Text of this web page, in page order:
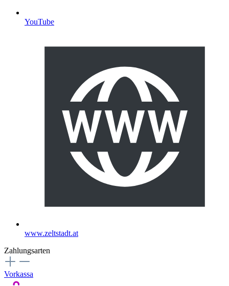
YouTube
www.zeltstadt.at
Zahlungsarten
Vorkassa